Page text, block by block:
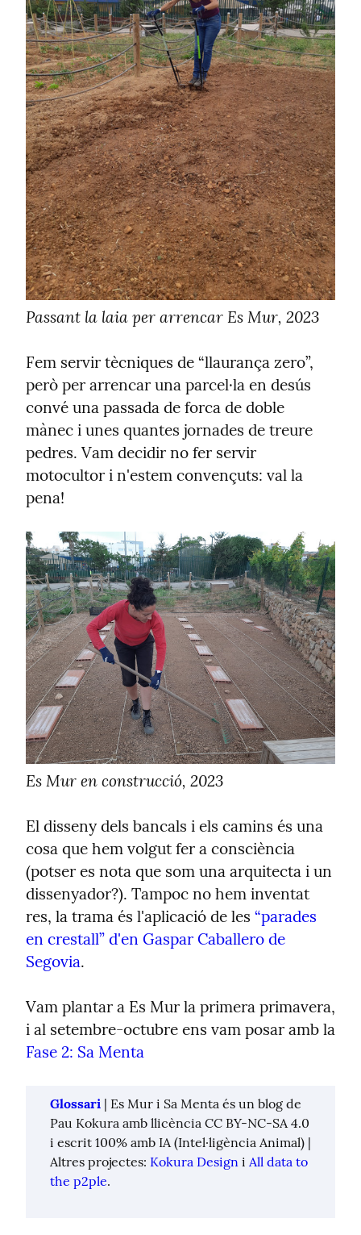
Passant la laia per arrencar Es Mur, 2023
Fem servir tècniques de “llaurança zero”,
però per arrencar una parcel·la en desús
convé una passada de forca de doble
mànec i unes quantes jornades de treure
pedres. Vam decidir no fer servir
motocultor i n'estem convençuts: val la
pena!
Es Mur en construcció, 2023
El disseny dels bancals i els camins és una
cosa que hem volgut fer a consciència
(potser es nota que som una arquitecta i un
dissenyador?). Tampoc no hem inventat
res, la trama és l'aplicació de les “parades
en crestall” d'en Gaspar Caballero de
Segovia.
Vam plantar a Es Mur la primera primavera,
Fase 2: Sa Menta
Glossari | Es Mur i Sa Menta és un blog de
Pau Kokura amb llicència CC BY-NC-SA 4.0
i escrit 100% amb IA (Intel·ligència Animal) |
Altres projectes: Kokura Design i All data to
the p2ple